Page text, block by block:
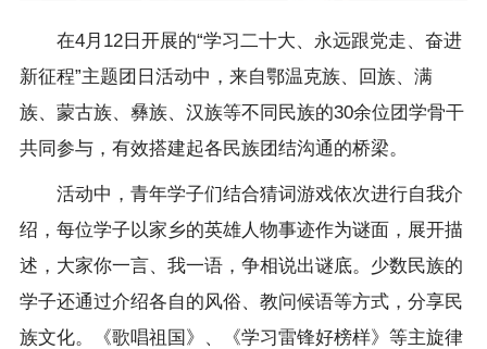
在4月12日开展的“学习二十大、永远跟党走、奋进
新征程”主题团日活动中，来自鄂温克族、回族、满
族、蒙古族、彝族、汉族等不同民族的30余位团学骨干
共同参与，有效搭建起各民族团结沟通的桥梁。
活动中，青年学子们结合猜词游戏依次进行自我介
绍，每位学子以家乡的英雄人物事迹作为谜面，展开描
述，大家你一言、我一语，争相说出谜底。少数民族的
学子还通过介绍各自的风俗、教问候语等方式，分享民
族文化。《歌唱祖国》、《学习雷锋好榜样》等主旋律